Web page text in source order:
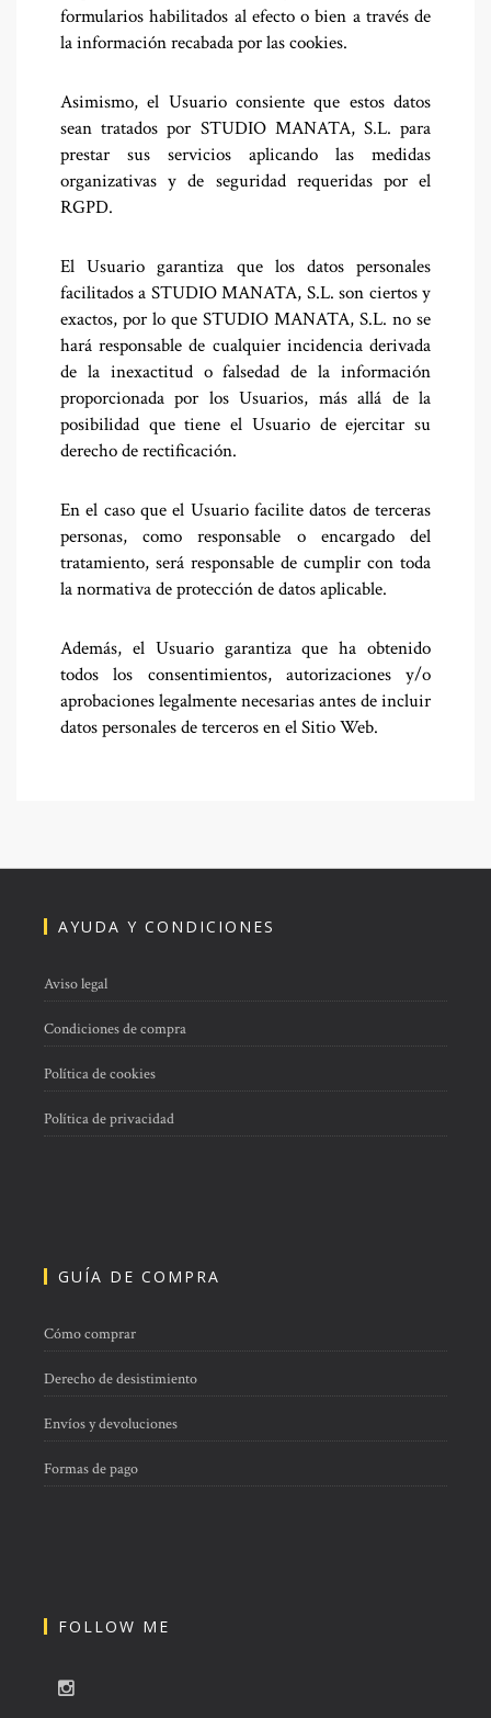
formularios habilitados al efecto o bien a través de
la información recabada por las cookies.
Asimismo, el Usuario consiente que estos datos
sean tratados por STUDIO MANATA, S.L. para
prestar sus servicios aplicando las medidas
organizativas y de seguridad requeridas por el
RGPD.
El Usuario garantiza que los datos personales
facilitados a STUDIO MANATA, S.L. son ciertos y
exactos, por lo que STUDIO MANATA, S.L. no se
hará responsable de cualquier incidencia derivada
de la inexactitud o falsedad de la información
proporcionada por los Usuarios, más allá de la
posibilidad que tiene el Usuario de ejercitar su
derecho de rectificación.
En el caso que el Usuario facilite datos de terceras
personas, como responsable o encargado del
tratamiento, será responsable de cumplir con toda
la normativa de protección de datos aplicable.
Además, el Usuario garantiza que ha obtenido
todos los consentimientos, autorizaciones y/o
aprobaciones legalmente necesarias antes de incluir
datos personales de terceros en el Sitio Web.
AYUDA Y CONDICIONES
Aviso legal
Condiciones de compra
Política de cookies
Política de privacidad
GUÍA DE COMPRA
Cómo comprar
Derecho de desistimiento
Envíos y devoluciones
Formas de pago
FOLLOW ME